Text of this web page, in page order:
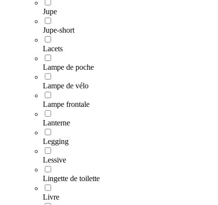
Jupe
Jupe-short
Lacets
Lampe de poche
Lampe de vélo
Lampe frontale
Lanterne
Legging
Lessive
Lingette de toilette
Livre